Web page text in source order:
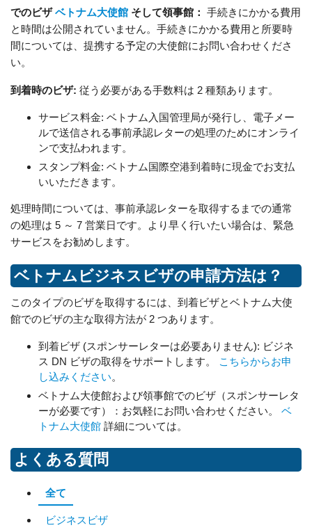
でのビザベトナム大使館 そして領事館： 手続きにかかる費用
と時間は公開されていません。手続きにかかる費用と所要時
間については、提携する予定の大使館にお問い合わせくださ
い。
到着時のビザ: 従う必要がある手数料は 2 種類あります。
サービス料金: ベトナム入国管理局が発行し、電子メー
ルで送信される事前承認レターの処理のためにオンライ
ンで支払われます。
スタンプ料金: ベトナム国際空港到着時に現金でお支払
いいただきます。
処理時間については、事前承認レターを取得するまでの通常
の処理は 5 ～ 7 営業日です。より早く行いたい場合は、緊急
サービスをお勧めします。
ベトナムビジネスビザの申請方法は？
このタイプのビザを取得するには、到着ビザとベトナム大使
館でのビザの主な取得方法が 2 つあります。
到着ビザ (スポンサーレターは必要ありません): ビジネ
ス DN ビザの取得をサポートします。
こちらからお申
し込みください。
ベトナム大使館および領事館でのビザ（スポンサーレタ
ーが必要です）：お気軽にお問い合わせください。 ベ
トナム大使館 詳細については。
よくある質問
全て
ビジネスビザ